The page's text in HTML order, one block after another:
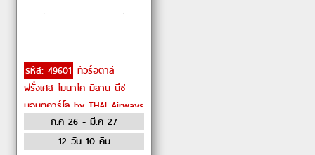
รหัส: 49601 ทัวร์อิตาลี
ฝรั่งเศส โมนาโค มิลาน นีซ
มอนติคาร์โล by THAI Airways
ก.ค 26 - มี.ค 27
12 วัน 10 คืน